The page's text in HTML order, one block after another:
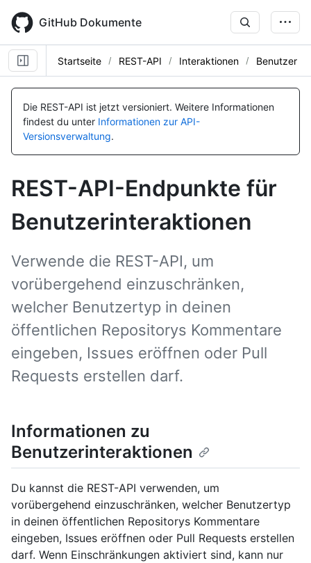
main
content
GitHub Dokumente
Startseite REST-API Interaktionen Benutzer
Die REST-API ist jetzt versioniert. Weitere Informationen
findest du unter Informationen zur API-
Versionsverwaltung.
REST-API-Endpunkte für
Benutzerinteraktionen
Verwende die REST-API, um
vorübergehend einzuschränken,
welcher Benutzertyp in deinen
öffentlichen Repositorys Kommentare
eingeben, Issues eröffnen oder Pull
Requests erstellen darf.
Informationen zu
Benutzerinteraktionen
Du kannst die REST-API verwenden, um
vorübergehend einzuschränken, welcher Benutzertyp
in deinen öffentlichen Repositorys Kommentare
eingeben, Issues eröffnen oder Pull Requests erstellen
darf. Wenn Einschränkungen aktiviert sind, kann nur
Name, Typ,
BESCHREIBUNG
Name, Typ,
BESCHREIBUNG